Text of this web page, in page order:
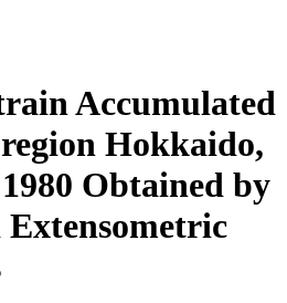
Accumulated
Hokkaido,
Obtained by
Extensometric